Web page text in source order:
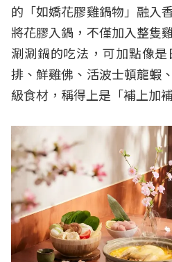
的「如嬌花膠雞鍋物」融入
將花膠入鍋，不僅加入整隻
涮涮鍋的吃法，可加點像
排、鮮雞佛、活波士頓龍蝦
級食材，稱得上是「補上加